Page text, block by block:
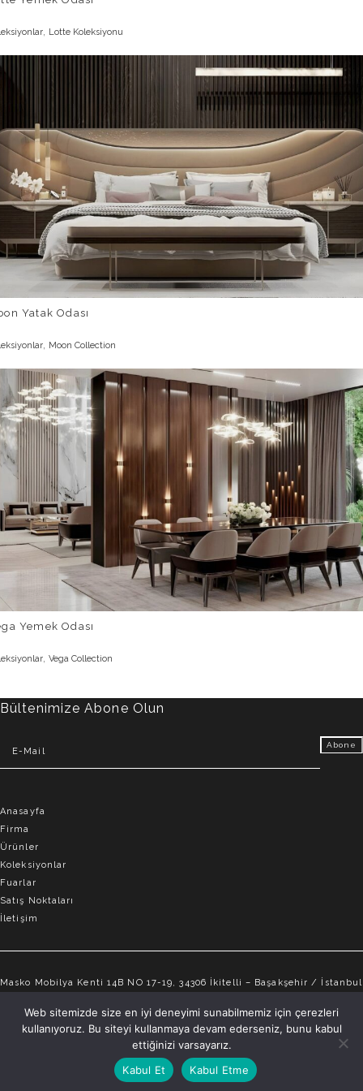
, Lotte Koleksiyonu
Yatak Odası
Moon Collection
Yemek Odası
Vega Collection
Bültenimize Abone Olun
Anasayfa
Firma
Ürünler
Koleksiyonlar
Fuarlar
Satış Noktaları
İletişim
Masko Mobilya Kenti 14B NO 17-19, 34306 İkitelli – Başakşehir / İstanbul
info@elvemobilya.com.tr
+90 542 651 88 18
Web sitemizde size en iyi deneyimi sunabilmemiz için çerezleri
kullanıyoruz. Bu siteyi kullanmaya devam ederseniz, bunu kabul
ettiğinizi varsayarız.
Kabul Et
Kabul Etme